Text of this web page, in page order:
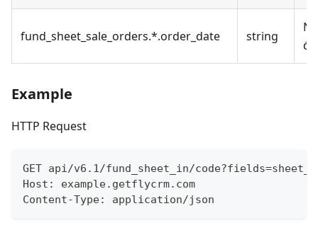
fund_sheet_sale_orders.*.order_date string
Example
HTTP Request
GET api/v6.1/fund_sheet_in/
Host: example.getflycrm.com
Content-Type: application/json